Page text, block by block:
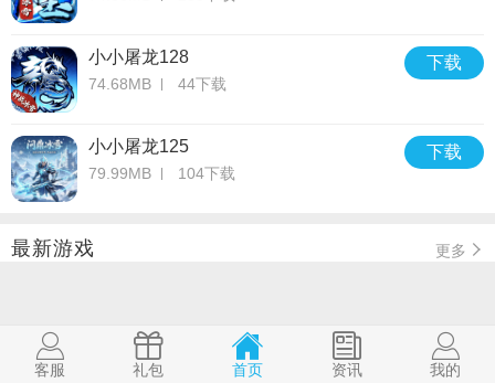
下载
小小屠龙128
74.68MB 44下载
下载
小小屠龙125
79.99MB 104下载
最新游戏 更多
客服 礼包 首页 资讯 我的